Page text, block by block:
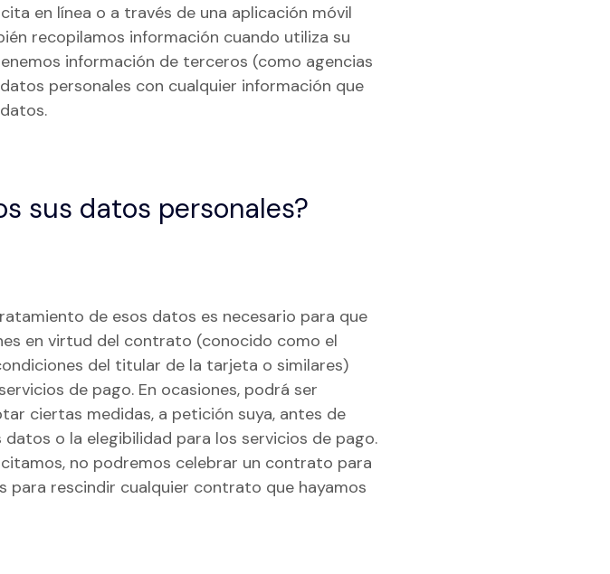
en línea o a través de una aplicación móvil
recopilamos información cuando utiliza su
información de terceros (como agencias
personales con cualquier información que
sus datos personales?
de esos datos es necesario para que
en virtud del contrato (conocido como el
del titular de la tarjeta o similares)
de pago. En ocasiones, podrá ser
ciertas medidas, a petición suya, antes de
o la elegibilidad para los servicios de pago.
no podremos celebrar un contrato para
rescindir cualquier contrato que hayamos